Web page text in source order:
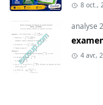
8 oct.,
analyse 2
4 avr.,